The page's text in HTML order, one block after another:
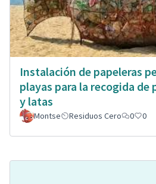
Instalación de papeleras
playas para la recogida de
y latas
Montse Residuos Cero 0 0